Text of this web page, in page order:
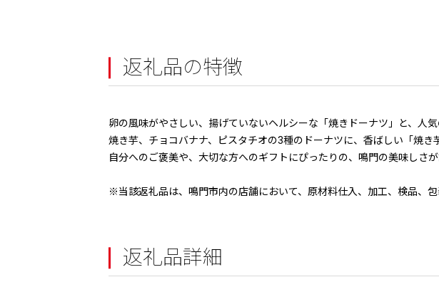
返礼品の特徴
卵の風味がやさしい、揚げていないヘルシーな「焼きドーナツ」と、人
焼き芋、チョコバナナ、ピスタチオの3種のドーナツに、香ばしい「焼き
自分へのご褒美や、大切な方へのギフトにぴったりの、鳴門の美味しさが
※当該返礼品は、鳴門市内の店舗において、原材料仕入、加工、検品、
返礼品詳細